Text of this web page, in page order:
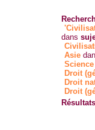
dans
Asie
Droit
Droit
Droit
Résultats